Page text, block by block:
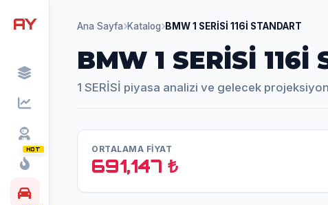
AY
HOT
Ana Sayfa Katalog BMW 1 SERİSİ 116İ STANDART
BMW 1 SERİSİ 116İ
1 SERİSİ piyasa analizi ve gelecek
ORTALAMA FİYAT
691,147 ₺